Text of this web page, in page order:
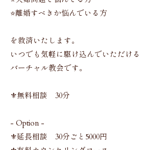
⭐️離婚すべきか悩んでいる方
を救済いたします。
いつでも気軽に駆け込んでいただける
バーチャル教会です。
⚜️無料相談 30分
- Option -
⚜️延長相談 30分ごと5000円